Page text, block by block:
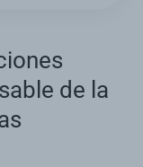
de la